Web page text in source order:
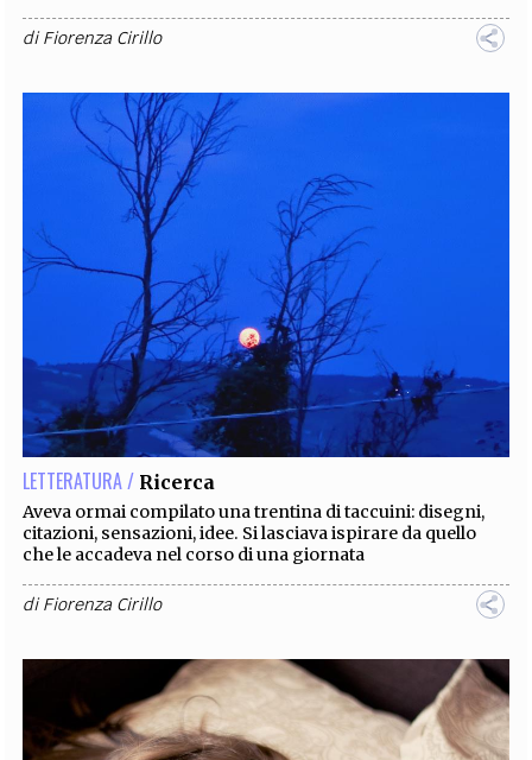
diFiorenza Cirillo
LETTERATURA / Ricerca
Aveva ormai compilato una trentina di taccuini: disegni,
citazioni, sensazioni, idee. Si lasciava ispirare da quello
che le accadeva nel corso di una giornata
diFiorenza Cirillo